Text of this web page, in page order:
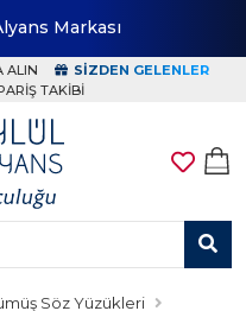
Markası
ALIN
SIZDEN GELENLER
TAKIBI
Söz Yüzükleri